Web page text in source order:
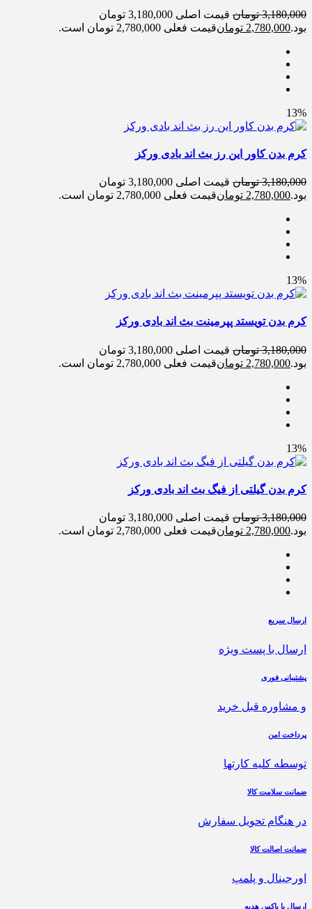
3,180,000 تومان
قیمت اصلی 3,180,000 تومان
بود.2,780,000 تومانقیمت فعلی 2,780,000 تومان است.
13%
کرم بدن کاور این رز بث اند بادی ورکز
3,180,000 تومان
قیمت اصلی 3,180,000 تومان
بود.2,780,000 تومانقیمت فعلی 2,780,000 تومان است.
13%
کرم بدن تویستد پپرمینت بث اند بادی ورکز
3,180,000 تومان
قیمت اصلی 3,180,000 تومان
بود.2,780,000 تومانقیمت فعلی 2,780,000 تومان است.
13%
کرم بدن گیلتی از فیگ بث اند بادی ورکز
3,180,000 تومان
قیمت اصلی 3,180,000 تومان
بود.2,780,000 تومانقیمت فعلی 2,780,000 تومان است.
ارسال سریع
ارسال با پست ویژه
پشتیبانی فوری
و مشاوره قبل خرید
پرداخت امن
توسطه کلیه کارتها
ضمانت سلامت کالا
در هنگام تحویل سفارش
ضمانت اصالت کالا
اورجینال و پلمپ
ارسال با باکس هدیه